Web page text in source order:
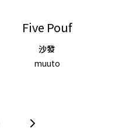
Five Pouf
沙發
muuto